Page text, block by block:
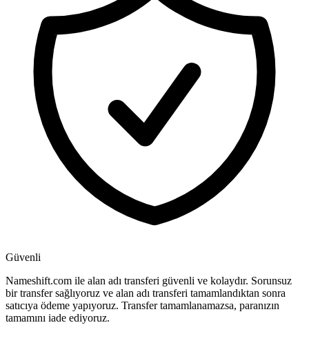
Güvenli
Nameshift.com ile alan adı transferi güvenli ve kolaydır. Sorunsuz
bir transfer sağlıyoruz ve alan adı transferi tamamlandıktan sonra
satıcıya ödeme yapıyoruz. Transfer tamamlanamazsa, paranızın
tamamını iade ediyoruz.